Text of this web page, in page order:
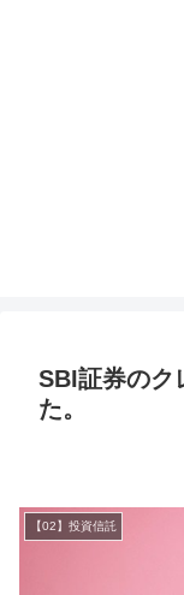
SBI証券のク
た。
【02】投資信託